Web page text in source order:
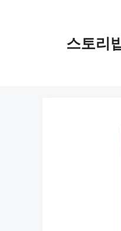
스토리